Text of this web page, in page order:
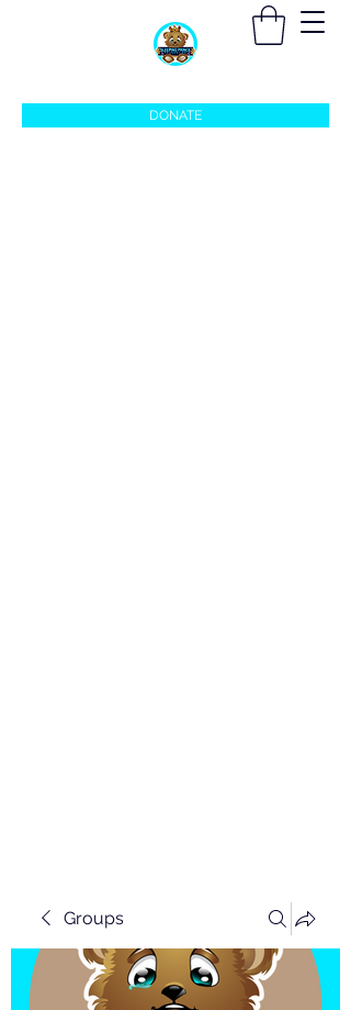
sleepingprincefoundation@gmail.com
DONATE
Groups